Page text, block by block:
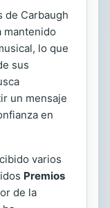
de Carbaugh
mantenido
lo que
sus
un mensaje
en
varios
Premios
de la